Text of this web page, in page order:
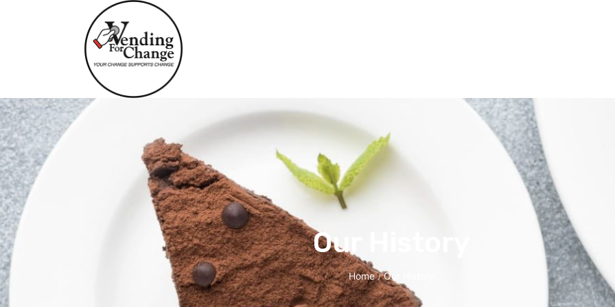
Our History
Home / Our History